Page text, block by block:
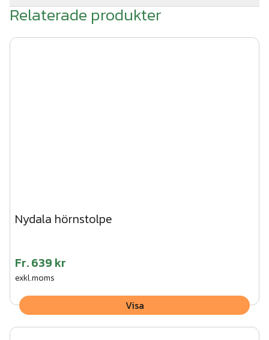
2st Drömminge mellan 1270 mm VFZ Art.nr.Wer103
4 st WernamoDesign stolphatt vfz
4st Träskruv till stolpfot WD Art.nr.WerDe-901
Så här monterar du ditt staket:
1. Tryck fast stolpen på stolpfoten.
Relaterade produkter
Nydala hörnstolpe
Fr.639 kr
exkl.moms
Visa